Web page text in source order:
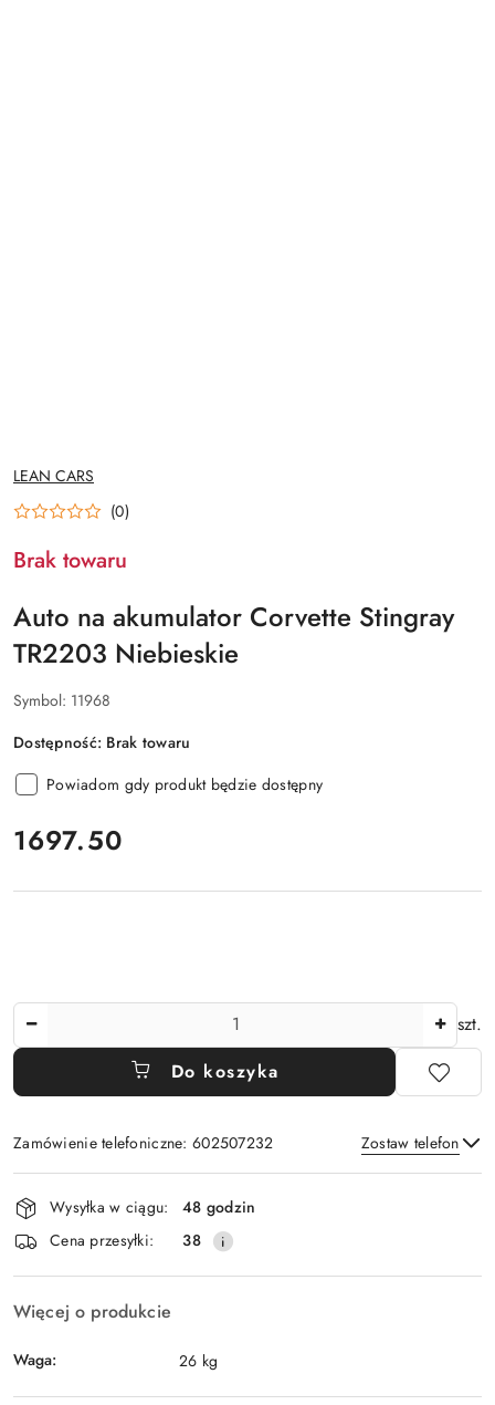
NAZWA
PRODUCENTA:
LEAN CARS
(0)
Brak towaru
Auto na akumulator Corvette Stingray
TR2203 Niebieskie
Symbol: 11968
Dostępność: Brak towaru
Powiadom gdy produkt będzie dostępny
cena:
1697.50
szt.
Do koszyka
Zamówienie telefoniczne: 602507232 Zostaw telefon
Wyślij
Dostępność
i
dostawa
Wysyłka w ciągu:
48 godzin
Cena przesyłki:
38
Więcej o produkcie
Waga: 26 kg